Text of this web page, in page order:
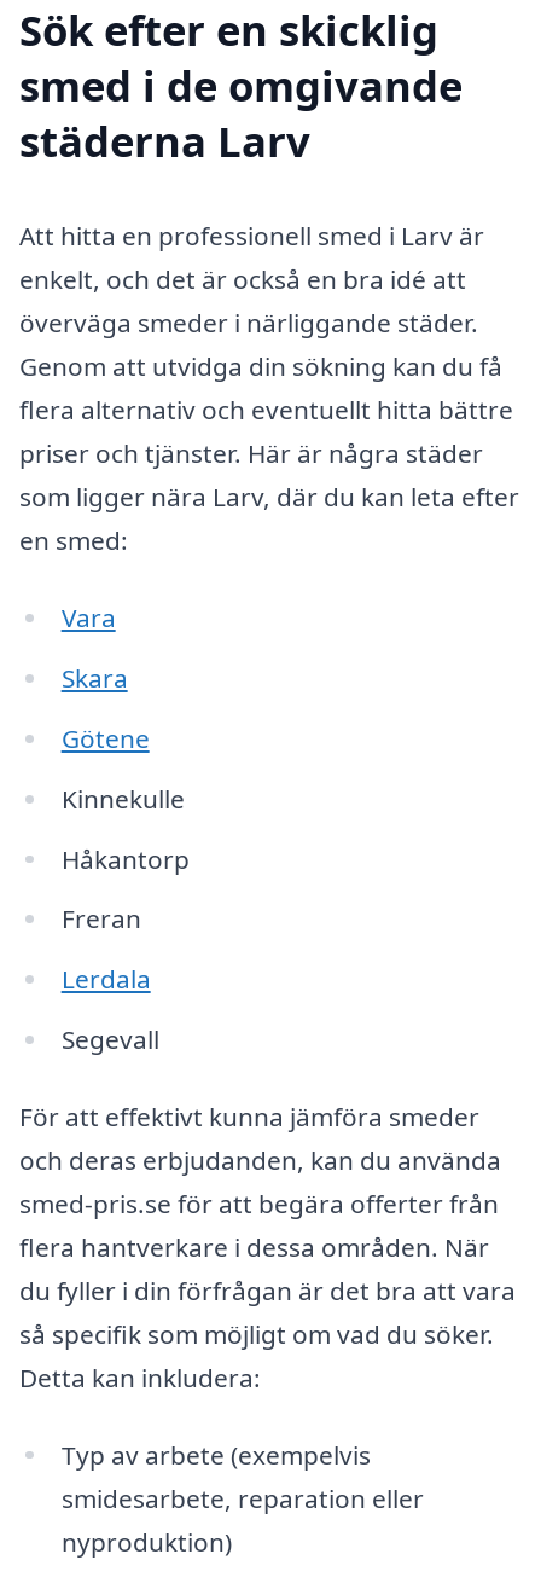
Sök efter en skicklig
smed i de omgivande
städerna Larv
Att hitta en professionell smed i Larv är
enkelt, och det är också en bra idé att
överväga smeder i närliggande städer.
Genom att utvidga din sökning kan du få
flera alternativ och eventuellt hitta bättre
priser och tjänster. Här är några städer
som ligger nära Larv, där du kan leta efter
en smed:
Vara
Skara
Götene
Kinnekulle
Håkantorp
Freran
Lerdala
Segevall
För att effektivt kunna jämföra smeder
och deras erbjudanden, kan du använda
smed-pris.se för att begära offerter från
flera hantverkare i dessa områden. När
du fyller i din förfrågan är det bra att vara
så specifik som möjligt om vad du söker.
Detta kan inkludera:
Typ av arbete (exempelvis
smidesarbete, reparation eller
nyproduktion)